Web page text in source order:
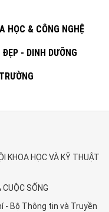
HỌC & CÔNG NGHỆ
- DINH DƯỠNG
KHOA HỌC VÀ KỸ THUẬT
SỐNG
- Bộ Thông tin và Truyền